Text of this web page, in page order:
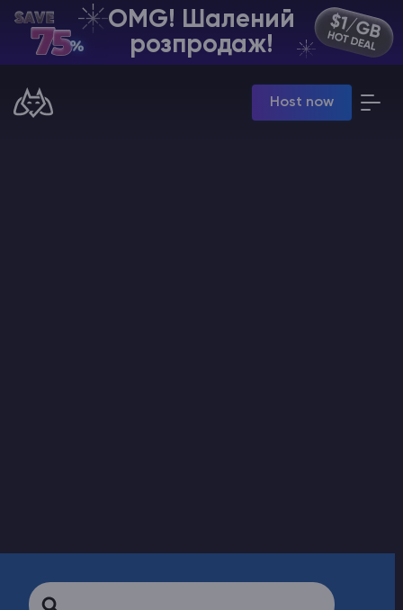
OMG! Шалений
розпродаж!
Host now
UA | USD
Manage your servers & payments
Search